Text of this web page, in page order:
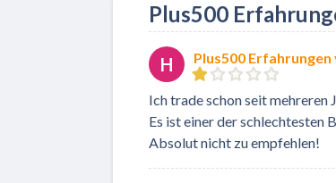
Plus500
H Plus500 Erfahrungen
Ich trade schon seit
Es ist einer der schlechtesten
Absolut nicht zu empfehlen!